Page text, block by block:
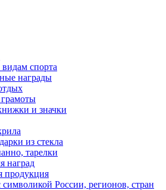
спорта
награды
и значки
из стекла
тарелки
наград
продукция
России, регионов, стран